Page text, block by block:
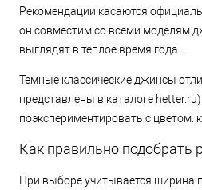
Рекомендации касаются
он совместим со всеми моделям
выглядят в теплое время года.
Темные классические джинсы
представлены в каталоге
поэкспериментировать с цветом:
Как правильно подобрать
При выборе учитывается ширина